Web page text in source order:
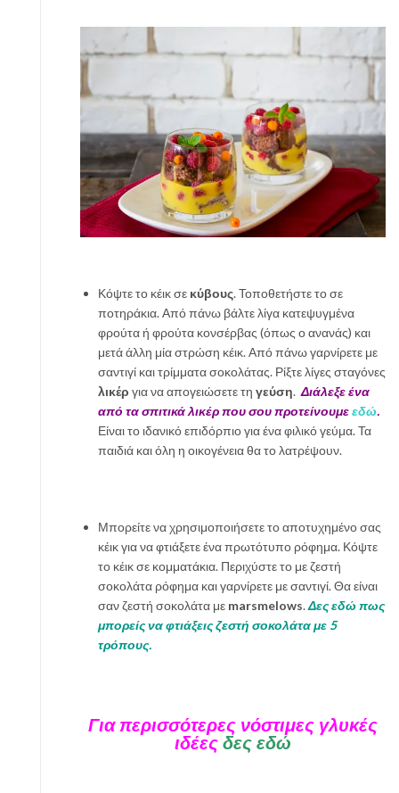
Κόψτε το κέικ σε κύβους. Τοποθετήστε το σε
ποτηράκια. Από πάνω βάλτε λίγα κατεψυγμένα
φρούτα ή φρούτα κονσέρβας (όπως ο ανανάς) και
μετά άλλη μία στρώση κέικ. Από πάνω γαρνίρετε με
σαντιγί και τρίμματα σοκολάτας. Ρίξτε λίγες σταγόνες
λικέρ για να απογειώσετε τη γεύση.Διάλεξε ένα
από τα σπιτικά λικέρ που σου προτείνουμεεδώ.
Είναι το ιδανικό επιδόρπιο για ένα φιλικό γεύμα. Τα
παιδιά και όλη η οικογένεια θα το λατρέψουν.
Μπορείτε να χρησιμοποιήσετε το αποτυχημένο σας
κέικ για να φτιάξετε ένα πρωτότυπο ρόφημα. Κόψτε
το κέικ σε κομματάκια. Περιχύστε το με ζεστή
σοκολάτα ρόφημα και γαρνίρετε με σαντιγί. Θα είναι
σαν ζεστή σοκολάτα με marsmelows.Δες εδώ πως
μπορείς να φτιάξεις ζεστή σοκολάτα με 5
τρόπους.
Για περισσότερες νόστιμες γλυκές
ιδέες δες εδώ